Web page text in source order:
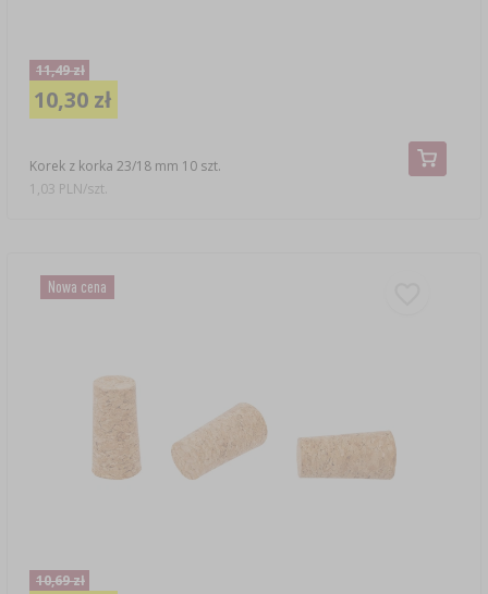
Korek z korka 23/18 mm 10 szt.
11,49 zł
10,30 zł
1,03 PLN/szt.
Nowa cena
10,69 zł